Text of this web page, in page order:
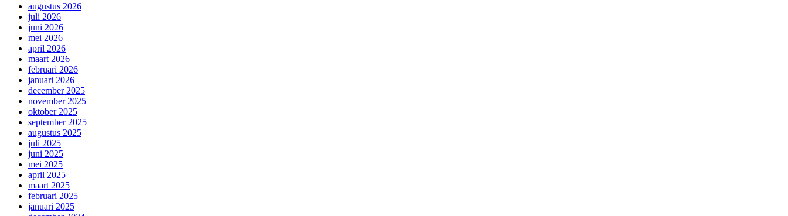
augustus 2026
juli 2026
juni 2026
mei 2026
april 2026
maart 2026
februari 2026
januari 2026
december 2025
november 2025
oktober 2025
september 2025
augustus 2025
juli 2025
juni 2025
mei 2025
april 2025
maart 2025
februari 2025
januari 2025